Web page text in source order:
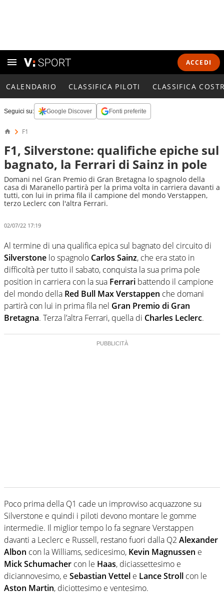
ACCEDI
CALENDARIO CLASSIFICA PILOTI CLASSIFICA
Seguici su: Google Discover Fonti preferite
F1
F1, Silverstone: qualifiche epiche sul
bagnato, la Ferrari di Sainz in pole
Domani nel Gran Premio di Gran Bretagna lo spagnolo della
casa di Maranello partirà per la prima volta in carriera davanti a
tutti, con lui in prima fila il campione del mondo Verstappen,
terzo Leclerc con l'altra Ferrari.
02/07/22 17:19
Al termine di una qualifica epica sul bagnato del circuito di
Silverstone lo spagnolo Carlos Sainz, che era stato in
difficoltà per tutto il sabato, conquista la sua prima pole
position in carriera con la sua Ferrari battendo il campione
del mondo della Red Bull Max Verstappen che domani
partirà con lui in prima fila nel Gran Premio di Gran
Bretagna. Terza l’altra Ferrari, quella di Charles Leclerc.
Poco prima della Q1 cade un improvviso acquazzone su
Silverstone e quindi i piloti devono montare le gomme
intermedie. Il miglior tempo lo fa segnare Verstappen
davanti a Leclerc e Russell, restano fuori dalla Q2 Alexander
Albon con la Williams, sedicesimo, Kevin Magnussen e
Mick Schumacher con le Haas, diciassettesimo e
diciannovesimo, e Sebastian Vettel e Lance Stroll con le
Aston Martin, diciottesimo e ventesimo.